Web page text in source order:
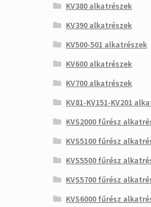
KV380 alkatrészek
KV390 alkatrészek
KV500-501 alkatrészek
KV600 alkatrészek
KV700 alkatrészek
KV81-KV151-KV201
KVS2000 fűrész
KVS5100 fűrész
KVS5500 fűrész
KVS5700 fűrész
KVS6000 fűrész